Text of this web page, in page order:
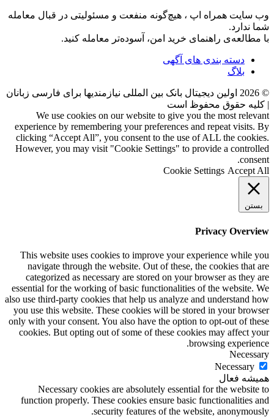
وب سایت همراه اپ ، هیچ‌گونه منفعت و مسئولیتی در قبال معامله
شما ندارد.
با مطالعه‌ی راهنمای خرید امن، آسوده‌تر معامله کنید.
دسته بندی های آگهی
بلاگ
©
2026 اولین دیجیتال بانک بین المللی نیازمندیها برای فارسی زبانان
| کلیه حقوق محفوظ است
We use cookies on our website to give you the most relevant
experience by remembering your preferences and repeat visits. By
clicking “Accept All”, you consent to the use of ALL the cookies.
However, you may visit "Cookie Settings" to provide a controlled
consent.
Cookie Settings Accept All
بستن
Privacy Overview
This website uses cookies to improve your experience while you
navigate through the website. Out of these, the cookies that are
categorized as necessary are stored on your browser as they are
essential for the working of basic functionalities of the website. We
also use third-party cookies that help us analyze and understand how
you use this website. These cookies will be stored in your browser
only with your consent. You also have the option to opt-out of these
cookies. But opting out of some of these cookies may affect your
browsing experience.
Necessary
Necessary
همیشه فعال
Necessary cookies are absolutely essential for the website to
function properly. These cookies ensure basic functionalities and
security features of the website, anonymously.